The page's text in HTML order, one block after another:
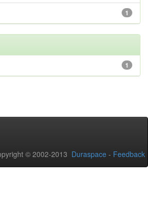
1
1
© 2002-2013 Duraspace - Feedback